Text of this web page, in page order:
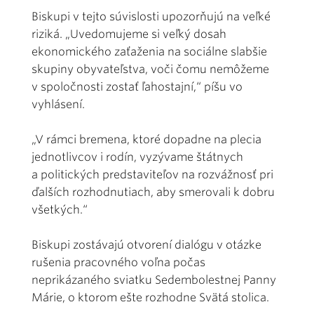
Biskupi v tejto súvislosti upozorňujú na veľké
riziká. „Uvedomujeme si veľký dosah
ekonomického zaťaženia na sociálne slabšie
skupiny obyvateľstva, voči čomu nemôžeme
v spoločnosti zostať ľahostajní,“ píšu vo
vyhlásení.
„V rámci bremena, ktoré dopadne na plecia
jednotlivcov i rodín, vyzývame štátnych
a politických predstaviteľov na rozvážnosť pri
ďalších rozhodnutiach, aby smerovali k dobru
všetkých.“
Biskupi zostávajú otvorení dialógu v otázke
rušenia pracovného voľna počas
neprikázaného sviatku Sedembolestnej Panny
Márie, o ktorom ešte rozhodne Svätá stolica.